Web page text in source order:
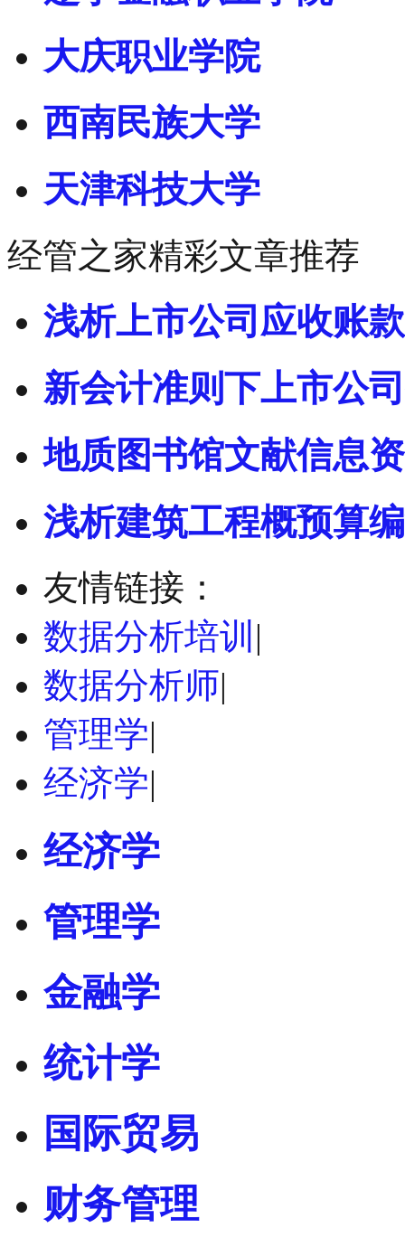
大庆职业学院
西南民族大学
天津科技大学
经管之家精彩文章推荐
浅析上市公司应收账
新会计准则下上市公
地质图书馆文献信息
浅析建筑工程概预算
友情链接：
数据分析培训 |
数据分析师|
管理学|
经济学|
经济学
管理学
金融学
统计学
国际贸易
财务管理